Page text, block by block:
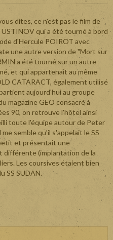
dites, ce n'est pas le film de
qui a été tourné à bord
d'Hercule POIROT avec
une autre version de "Mort sur
a été tourné sur un autre
et qui appartenait au même
CATARACT, également utilisé
aujourd'hui au groupe
magazine GEO consacré à
90, on retrouve l'hôtel ainsi
toute l'équipe autour de Peter
semble qu'il s'appelait le SS
et présentait une
différente (implantation de la
Les coursives étaient bien
SS SUDAN.